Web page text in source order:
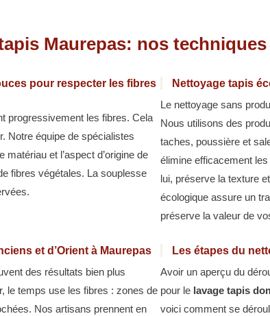
Maurepas: nos
pour respecter les fibres
progressivement les fibres. Cela
Notre équipe de spécialistes
et l’aspect d’origine de
fibres végétales. La souplesse
Nettoyage tapis
Le nettoyage sans
Nous utilisons des
taches, poussière et
élimine efficacement
lui, préserve la texture
écologique assure un
préserve la valeur de
et d’Orient à Maurepas
des résultats bien plus
le temps use les fibres : zones de
Nos artisans prennent en
Les étapes du
Avoir un aperçu du
pour le lavage tapis
voici comment se